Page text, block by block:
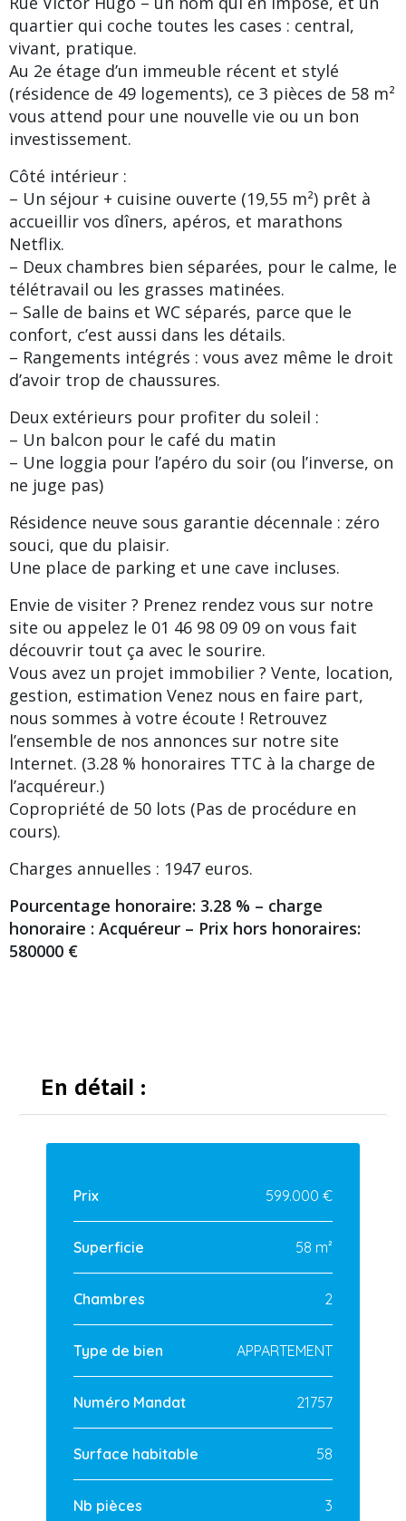
quartier qui coche toutes les cases : central,
vivant, pratique.
Au 2e étage d’un immeuble récent et stylé
(résidence de 49 logements), ce 3 pièces de 58 m²
vous attend pour une nouvelle vie ou un bon
investissement.
Côté intérieur :
– Un séjour + cuisine ouverte (19,55 m²) prêt à
accueillir vos dîners, apéros, et marathons
Netflix.
– Deux chambres bien séparées, pour le calme, le
télétravail ou les grasses matinées.
– Salle de bains et WC séparés, parce que le
confort, c’est aussi dans les détails.
– Rangements intégrés : vous avez même le droit
d’avoir trop de chaussures.
Deux extérieurs pour profiter du soleil :
– Un balcon pour le café du matin
– Une loggia pour l’apéro du soir (ou l’inverse, on
ne juge pas)
Résidence neuve sous garantie décennale : zéro
souci, que du plaisir.
Une place de parking et une cave incluses.
Envie de visiter ? Prenez rendez vous sur notre
site ou appelez le 01 46 98 09 09 on vous fait
découvrir tout ça avec le sourire.
Vous avez un projet immobilier ? Vente, location,
gestion, estimation Venez nous en faire part,
nous sommes à votre écoute ! Retrouvez
l’ensemble de nos annonces sur notre site
Internet. (3.28 % honoraires TTC à la charge de
l’acquéreur.)
Copropriété de 50 lots (Pas de procédure en
cours).
Charges annuelles : 1947 euros.
Pourcentage honoraire: 3.28 % – charge
honoraire : Acquéreur – Prix hors honoraires:
580000 €
En détail :
Prix 599.000 €
Superficie 58 m²
Chambres 2
Type de bien APPARTEMENT
Numéro Mandat 21757
Surface habitable 58
Nb pièces 3